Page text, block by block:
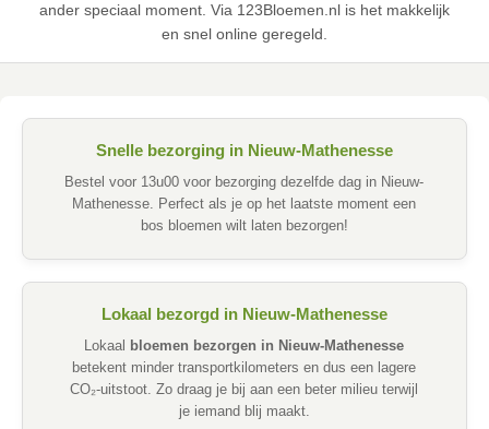
ander speciaal moment. Via 123Bloemen.nl is het makkelijk
en snel online geregeld.
Snelle bezorging in Nieuw-Mathenesse
Bestel voor 13u00 voor bezorging dezelfde dag in Nieuw-
Mathenesse. Perfect als je op het laatste moment een
bos bloemen wilt laten bezorgen!
Lokaal bezorgd in Nieuw-Mathenesse
Lokaal
bloemen bezorgen in Nieuw-Mathenesse
betekent minder transportkilometers en dus een lagere
CO₂-uitstoot. Zo draag je bij aan een beter milieu terwijl
je iemand blij maakt.